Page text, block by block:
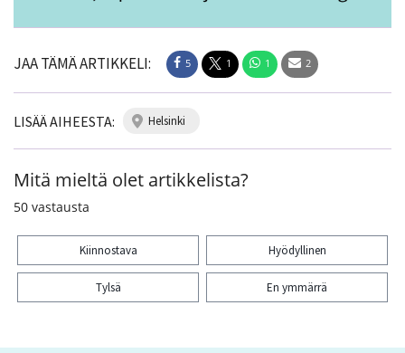
JAA TÄMÄ ARTIKKELI: 5 1 1 2
LISÄÄ AIHEESTA: helsinki
Mitä mieltä olet artikkelista?
50 vastausta
Kiinnostava Hyödyllinen
Tylsä En ymmärrä